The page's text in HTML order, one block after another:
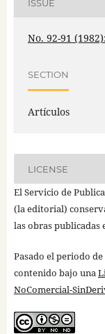
ISSUE
No. 92-91
SECTION
Artículos
LICENSE
El Servicio de
(la editorial)
las obras publicadas
Pasado el periodo
contenido bajo una
NoComercial-